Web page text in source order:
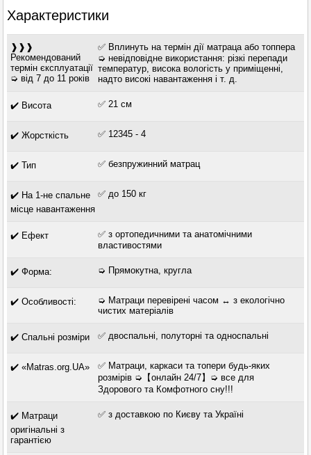
Характеристики
❱❱❱
Рекомендований
термін єксплуатації
➭ від 7 до 11 років
✅ Вплинуть на термін дії матраца або топпера
➭ невідповідне використання: різкі перепади
температур, висока вологість у приміщенні,
надто високі навантаження і т. д.
✔️ Висота ✅ 21 см
✔️ Жорсткість ✅ 12345 - 4
✔️ Тип ✅ безпружинний матрац
✔️ На 1-не спальне
місце навантаження
✅ до 150 кг
✔️ Ефект
✅ з ортопедичними та анатомічними
властивостями
✔️ Форма: ➭ Прямокутна, кругла
✔️ Особливості:
➭ Матраци перевірені часом ↔ з екологічно
чистих матеріалів
✔️ Спальні розміри ✅ двоспальні, полуторні та односпальні
✔️ «Matras.org.UA»
✅ Матраци, каркаси та топери будь-яких
розмірів ➭【онлайн 24/7】➭ все для
Здорового та Комфотного сну!!!
✔️ Матраци
оригінальні з
гарантією
✅ з доставкою по Києву та Україні